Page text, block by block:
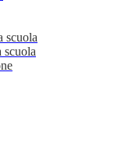
scuola
scuola